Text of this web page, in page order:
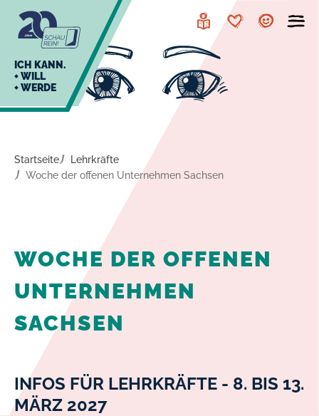
Navigation
Inhalt
Leichte
Sprache
MerkzettelAccount
ICH KANN.
+ WILL
+ WERDE
Startseite
Lehrkräfte
Woche der offenen Unternehmen Sachsen
WOCHE DER OFFENEN
UNTERNEHMEN
SACHSEN
INFOS FÜR LEHRKRÄFTE - 8. BIS 13.
MÄRZ 2027